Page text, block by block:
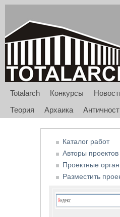
Totalarch Конкурсы
Теория
Архаика
Каталог работ
Авторы проектов
Проектные
Разместить